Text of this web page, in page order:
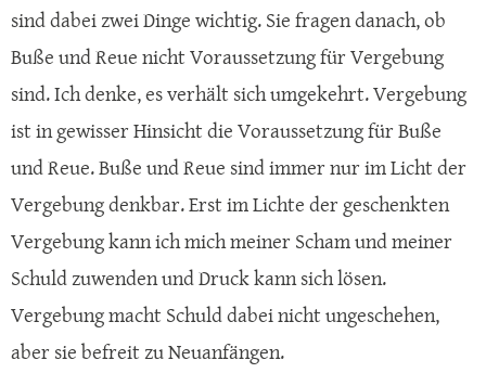
sind dabei zwei Dinge wichtig. Sie fragen danach, ob
Buße und Reue nicht Voraussetzung für Vergebung
sind. Ich denke, es verhält sich umgekehrt. Vergebung
ist in gewisser Hinsicht die Voraussetzung für Buße
und Reue. Buße und Reue sind immer nur im Licht der
Vergebung denkbar. Erst im Lichte der geschenkten
Vergebung kann ich mich meiner Scham und meiner
Schuld zuwenden und Druck kann sich lösen.
Vergebung macht Schuld dabei nicht ungeschehen,
aber sie befreit zu Neuanfängen.